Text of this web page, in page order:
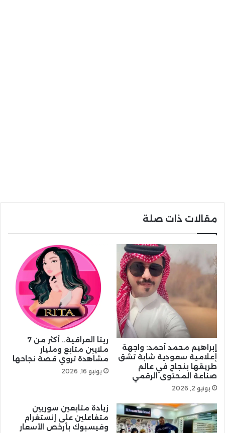
مقالات ذات صلة
إبراهيم محمد أحمد: واجهة
إعلامية سعودية شابة تشق
طريقها بنجاح في عالم
صناعة المحتوى الرقمي
يونيو 2, 2026
ريتا العراقية.. أكثر من 7
ملايين متابع ومليار
مشاهدة تروي قصة نجاحها
يونيو 16, 2026
زيادة متابعين سوريين
متفاعلين على إنستغرام
وفيسبوك بأرخص الأسعار